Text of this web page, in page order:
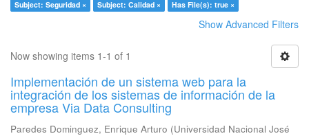
Subject: Seguridad ×
Subject: Calidad × Has File(s): true ×
Show Advanced Filters
Now showing items 1-1 of 1
Implementación de un sistema web para la
integración de los sistemas de información de la
empresa Via Data Consulting
Paredes Dominguez, Enrique Arturo (Universidad Nacional José